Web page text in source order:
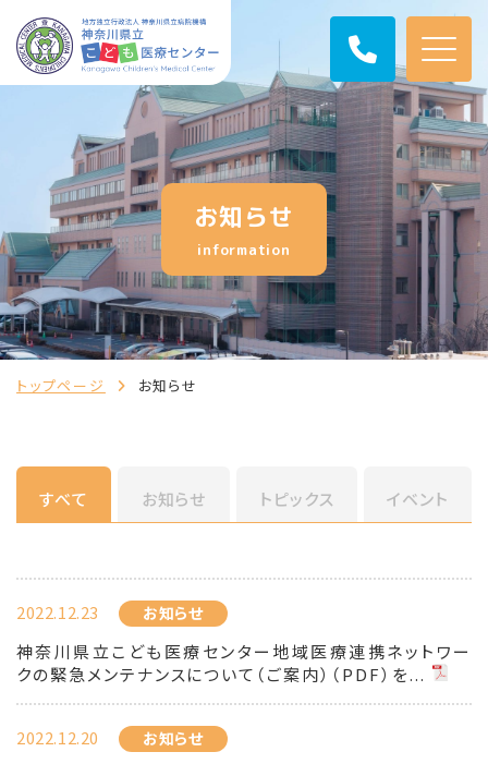
お知らせ
information
トップページ お知らせ
すべて お知らせ トピックス イベント
2022.12.23 お知らせ
神奈川県立こども医療センター地域医療連携ネットワー
クの緊急メンテナンスについて（ご案内）（PDF）を...
2022.12.20 お知らせ